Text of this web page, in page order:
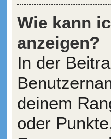
Wie kann
anzeigen?
In der
deinem
oder